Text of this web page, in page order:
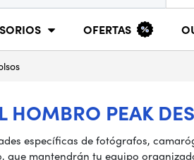
OFERTAS
HOMBRO PEAK
específicas de fotógrafos,
mantendrán tu equipo